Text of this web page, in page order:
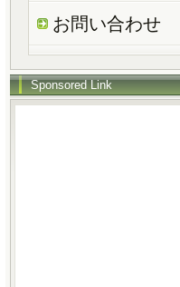
お問い合わせ
Sponsored Link